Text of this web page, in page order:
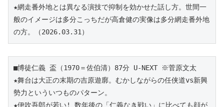
★網走番外地とは異なる演技で抑制を効かせた話し方。世間一
般のイメージは多分こっちだが高倉健の実像は多分網走番外地
の方。（2026.03.31）
■博徒仁義 盃（1970＝佐伯清）87分 U-NEXT ※菅原文太
★舞台は大正の末期の吉原遊廓。むかしながらの任侠道vs新興
勢力といういつものパターン。
★伊吹吾郎が若い! 数年後の「仁義なき戦い」に比べても顔が